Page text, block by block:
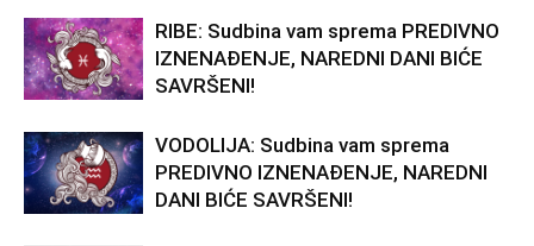
RIBE: Sudbina vam sprema PREDIVNO
IZNENAĐENJE, NAREDNI DANI BIĆE
SAVRŠENI!
VODOLIJA: Sudbina vam sprema
PREDIVNO IZNENAĐENJE, NAREDNI
DANI BIĆE SAVRŠENI!